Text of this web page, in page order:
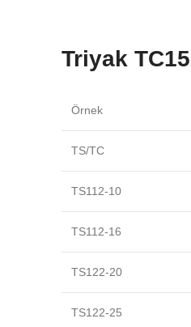
Triyak
Örnek
TS/TC
TS112-10
TS112-16
TS122-20
TS122-25